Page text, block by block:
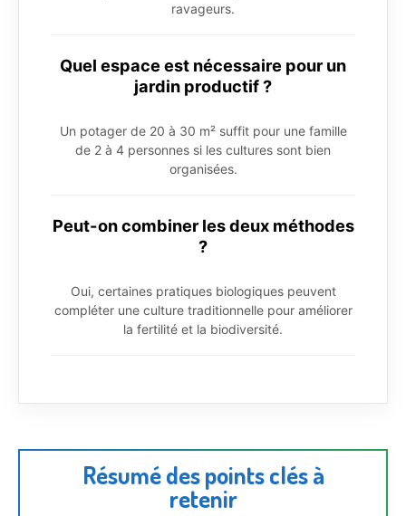
ravageurs.
Quel espace est nécessaire pour un
jardin productif ?
Un potager de 20 à 30 m² suffit pour une famille
de 2 à 4 personnes si les cultures sont bien
organisées.
Peut-on combiner les deux méthodes
?
Oui, certaines pratiques biologiques peuvent
compléter une culture traditionnelle pour améliorer
la fertilité et la biodiversité.
Résumé des points clés à
retenir